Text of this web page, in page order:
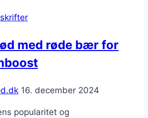
med røde bær for
16. december 2024
popularitet og